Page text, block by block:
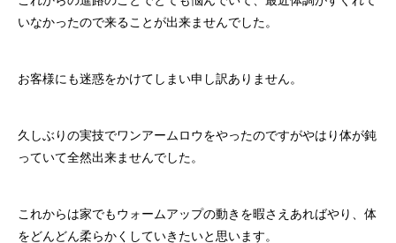
いなかったので来ることが出来ませんでした。
お客様にも迷惑をかけてしまい申し訳ありません。
久しぶりの実技でワンアームロウをやったのですがやはり体が鈍
っていて全然出来ませんでした。
これからは家でもウォームアップの動きを暇さえあればやり、体
をどんどん柔らかくしていきたいと思います。